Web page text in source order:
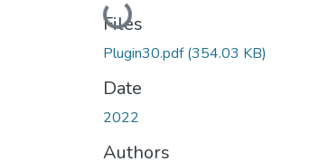
Loading...
Files
Plugin30.pdf(354.03 KB)
Date
2022
Authors